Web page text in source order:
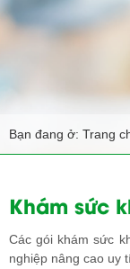
Bạn đang ở: Trang
Khám sức
Các gói khám sức
nghiệp nâng cao uy